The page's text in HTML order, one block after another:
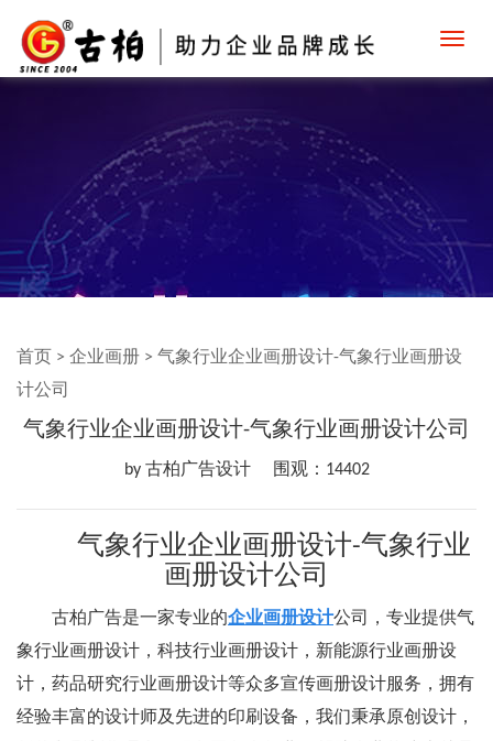
首页 > 企业画册 > 气象行业企业画册设计-气象行业画册设
计公司
气象行业企业画册设计-气象行业画册设计公司
by 古柏广告设计 围观：14402
气象行业企业画册设计-气象行业
画册设计公司
古柏广告是一家专业的企业画册设计公司，专业提供气
象行业画册设计，科技行业画册设计，新能源行业画册设
计，药品研究行业画册设计等众多宣传画册设计服务，拥有
经验丰富的设计师及先进的印刷设备，我们秉承原创设计，